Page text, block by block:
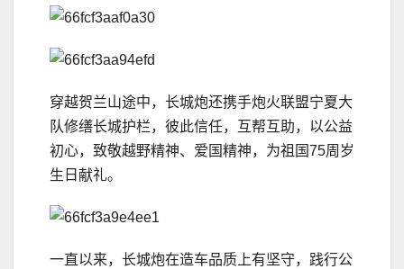
穿越贺兰山途中，长城炮还携手炮火联盟宁夏大
队修缮长城护栏，彼此信任，互帮互助，以公益
初心，致敬越野精神、爱国精神，为祖国75周岁
生日献礼。
一直以来，长城炮在造车品质上有坚守，践行公